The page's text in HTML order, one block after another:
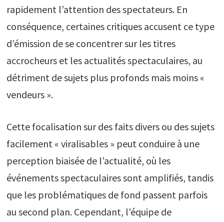
rapidement l’attention des spectateurs. En
conséquence, certaines critiques accusent ce type
d’émission de se concentrer sur les titres
accrocheurs et les actualités spectaculaires, au
détriment de sujets plus profonds mais moins «
vendeurs ».
Cette focalisation sur des faits divers ou des sujets
facilement « viralisables » peut conduire à une
perception biaisée de l’actualité, où les
événements spectaculaires sont amplifiés, tandis
que les problématiques de fond passent parfois
au second plan. Cependant, l’équipe de